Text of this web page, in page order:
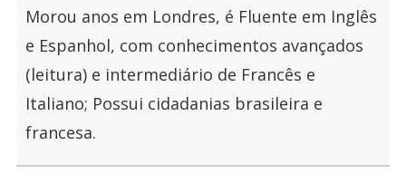
Morou anos em Londres, é Fluente em Inglês
e Espanhol, com conhecimentos avançados
(leitura) e intermediário de Francês e
Italiano; Possui cidadanias brasileira e
francesa.